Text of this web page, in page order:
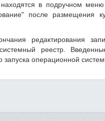
находятся в подручном
после размещения
редактирования
реестр.
запуска операционной